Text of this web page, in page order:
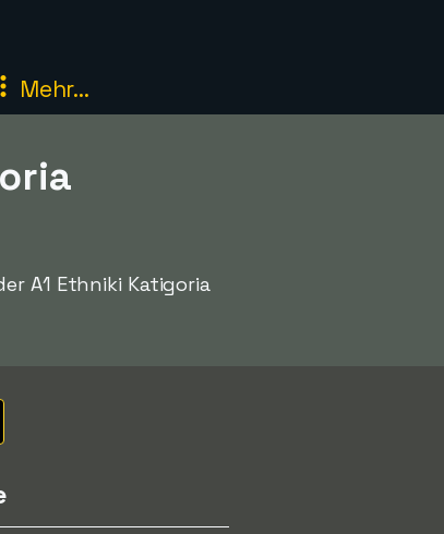
Mehr...
A1 Ethniki Katigoria